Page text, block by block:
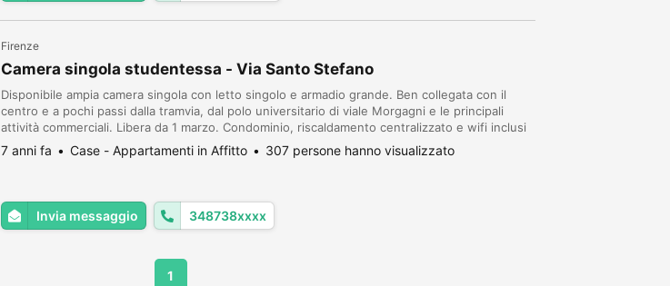
Firenze
Camera singola studentessa - Via Santo Stefano
Disponibile ampia camera singola con letto singolo e armadio grande. Ben collegata con il
centro e a pochi passi dalla tramvia, dal polo universitario di viale Morgagni e le principali
attività commerciali. Libera da 1 marzo. Condominio, riscaldamento centralizzato e wifi inclusi
nel prezzo. Da condividere con due ragazze
7 anni fa Case - Appartamenti in Affitto 307 persone hanno visualizzato
Invia messaggio 348738xxxx
1